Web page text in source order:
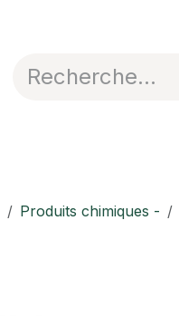
Produits chimiques -